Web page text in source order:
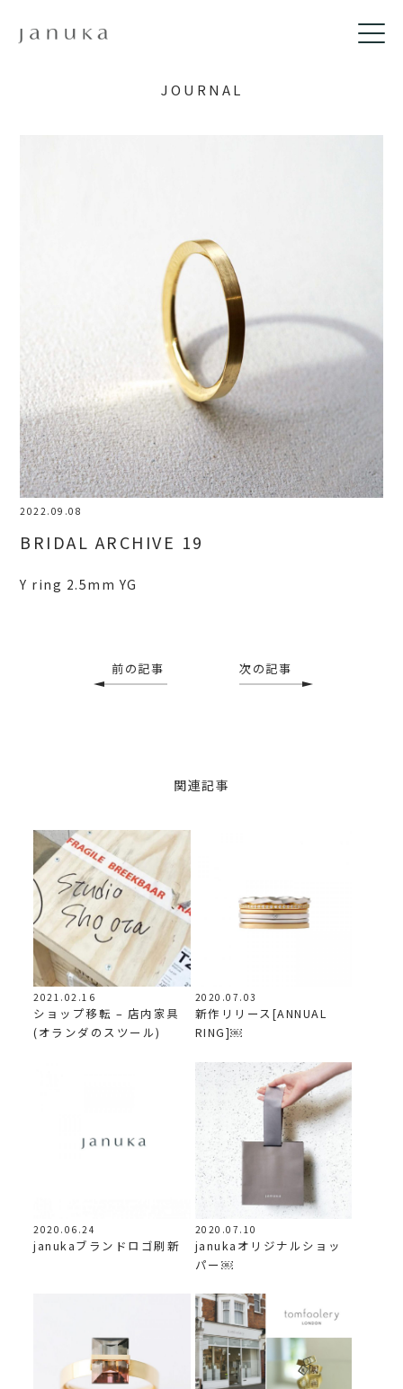
JOURNAL
関連記事
2021.02.16
ショップ移転 – 店内家具
(オランダのスツール)
2020.07.03
新作リリース[ANNUAL
RING]￼
2020.06.24
janukaブランドロゴ刷新
2020.07.10
janukaオリジナルショッ
パー￼
2022.09.08
BRIDAL ARCHIVE 19
Y ring 2.5mm YG
前の記事 次の記事